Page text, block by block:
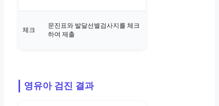
체크
문진표와 발달선별검사지를 체크
하여 제출
영유아 검진 결과